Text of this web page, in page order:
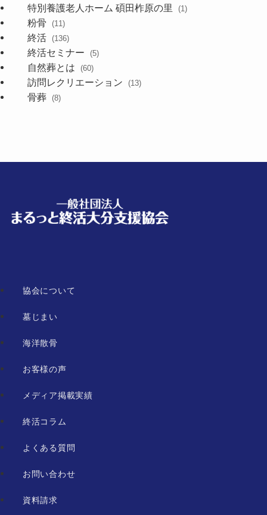
特別養護老人ホーム 碩田柞原の里 (1)
粉骨 (11)
終活 (136)
終活セミナー (5)
自然葬とは (60)
訪問レクリエーション (13)
骨葬 (8)
協会について
墓じまい
海洋散骨
お客様の声
メディア掲載実績
終活コラム
よくある質問
お問い合わせ
資料請求